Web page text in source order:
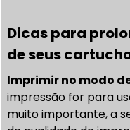
Dicas para
de seus
Imprimir no modo
impressão for para
muito importante, a